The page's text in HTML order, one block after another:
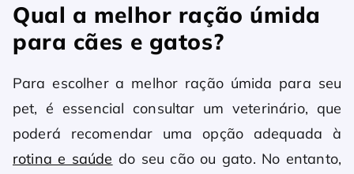
Qual a melhor ração úmida
para cães e gatos?
Para escolher a melhor ração úmida para seu
pet, é essencial consultar um veterinário, que
poderá recomendar uma opção adequada à
rotina e saúde do seu cão ou gato. No entanto,